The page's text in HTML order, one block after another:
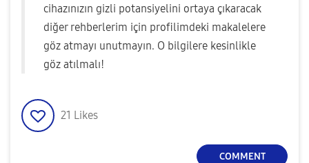
cihazınızın gizli potansiyelini ortaya çıkaracak
diğer rehberlerim için profilimdeki makalelere
göz atmayı unutmayın. O bilgilere kesinlikle
göz atılmalı!
21 Likes
COMMENT